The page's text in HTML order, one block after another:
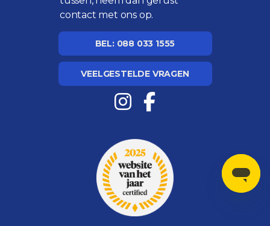
contact met ons op.
BEL: 088 033 1555
VEELGESTELDE VRAGEN